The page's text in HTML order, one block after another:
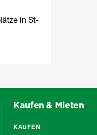
in St-
Kaufen & Mieten
KAUFEN